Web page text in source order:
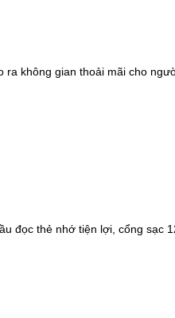
không gian thoải mãi cho
đọc thẻ nhớ tiện lợi, cổng sạc